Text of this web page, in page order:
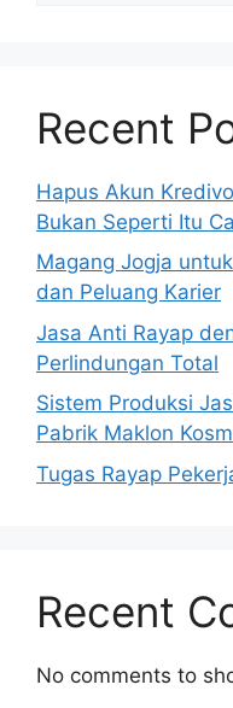
Recent
Hapus Akun
Bukan Seperti Itu
Magang Jogja
dan Peluang Karier
Jasa Anti Rayap
Perlindungan Total
Sistem Produksi
Pabrik Maklon
Tugas Rayap
Recent
No comments to